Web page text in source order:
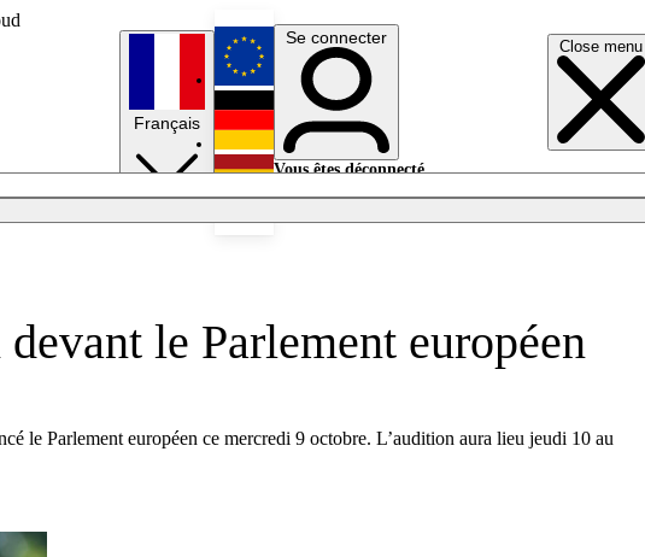
Close menu
Français
English
Deutsch
Se connecter
Vous êtes déconnecté.
le Parlement européen
le Parlement européen ce mercredi 9 octobre. L’audition aura lieu jeudi 10 au